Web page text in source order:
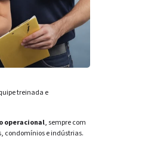
treinada e
operacional, sempre com
condomínios e indústrias.